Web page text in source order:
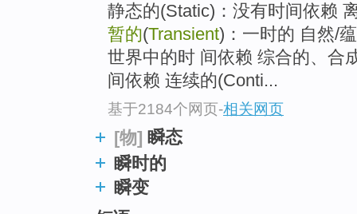
静态的(Static)：没有时间依赖
暂的(Transient)：一时的 自然/
世界中的时 间依赖 综合的、合
间依赖 连续的(Conti...
基于2184个网页-相关网页
[物] 瞬态
瞬时的
瞬变